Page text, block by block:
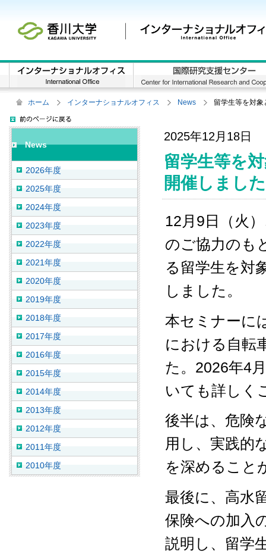
ホーム インターナショナルオフィス News 留学生等を対
2025年12月18日
留学生等を
開催しました
12月9日（火
のご協力のも
る留学生を対
しました。
本セミナーに
における自転
た。2026年4
いても詳しく
後半は、危険
用し、実践的
を深めること
最後に、高水
保険への加入
説明し、留学
News
2026年度
2025年度
2024年度
2023年度
2022年度
2021年度
2020年度
2019年度
2018年度
2017年度
2016年度
2015年度
2014年度
2013年度
2012年度
2011年度
2010年度